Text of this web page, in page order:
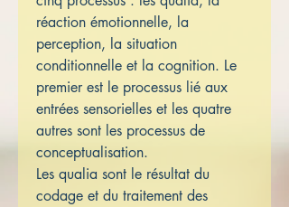
réaction émotionnelle, la
perception, la situation
conditionnelle et la cognition. Le
premier est le processus lié aux
entrées sensorielles et les quatre
autres sont les processus de
conceptualisation.
Les qualia sont le résultat du
codage et du traitement des